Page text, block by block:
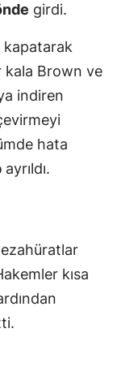
girdi.
kapatarak
kala Brown ve
indiren
hata
ayrıldı.
kısa